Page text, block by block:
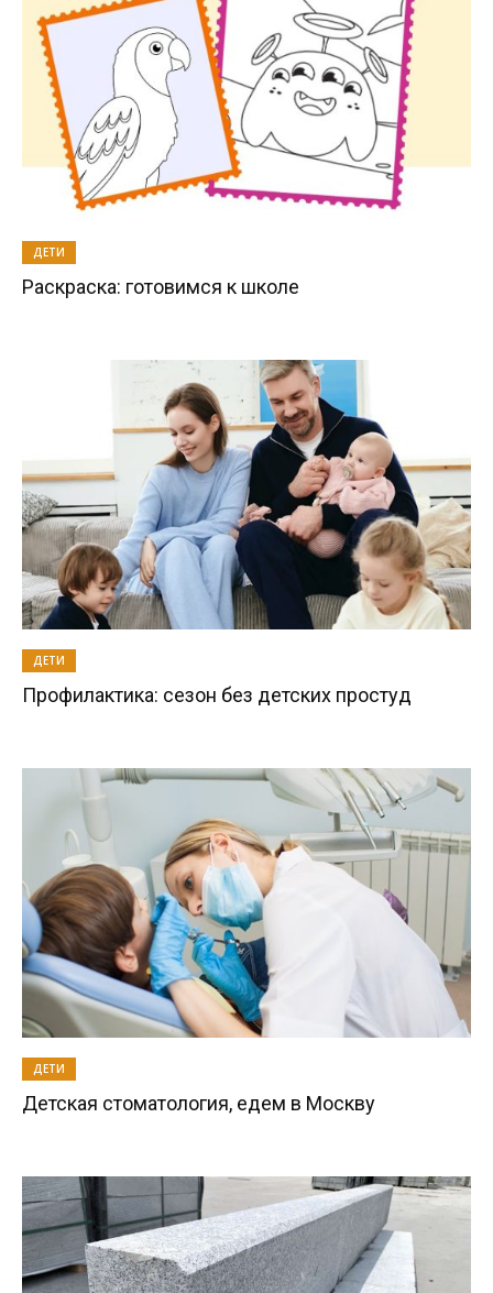
ДЕТИ
Раскраска: готовимся к школе
ДЕТИ
Профилактика: сезон без детских простуд
ДЕТИ
Детская стоматология, едем в Москву